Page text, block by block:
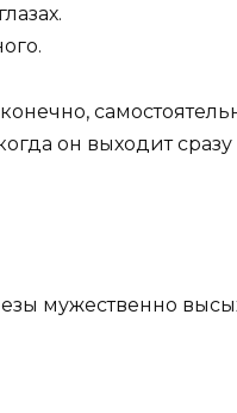
он выходит
мужественно